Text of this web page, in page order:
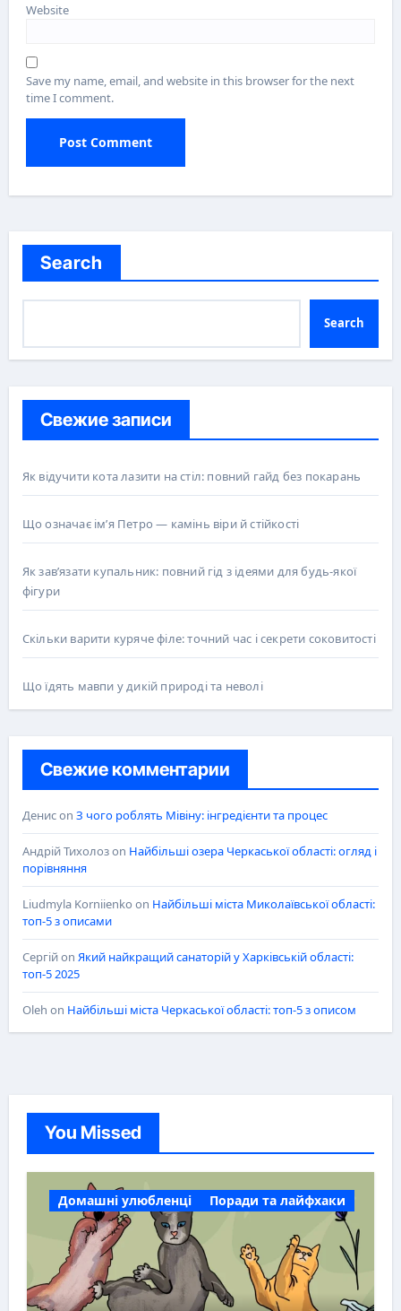
Website
Save my name, email, and website in this browser for the next
time I comment.
Search
Search
Свежие записи
Як відучити кота лазити на стіл: повний гайд без покарань
Що означає ім’я Петро — камінь віри й стійкості
Як зав’язати купальник: повний гід з ідеями для будь-якої
фігури
Скільки варити куряче філе: точний час і секрети соковитості
Що їдять мавпи у дикій природі та неволі
Свежие комментарии
Денисon З чого роблять Мівіну: інгредієнти та процес
Андрій Тихолозon Найбільші озера Черкаської області: огляд і
порівняння
Liudmyla Korniienko on Найбільші міста Миколаївської області:
топ-5 з описами
Сергійon Який найкращий санаторій у Харківській області:
топ-5 2025
Oleh on Найбільші міста Черкаської області: топ-5 з описом
You Missed
Домашні улюбленці Поради та лайфхаки